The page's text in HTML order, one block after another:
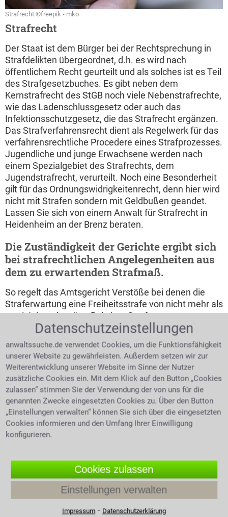
Strafrecht ©freepik - mko
Strafrecht
Der Staat ist dem Bürger bei der Rechtsprechung in
Strafdelikten übergeordnet, d.h. es wird nach
öffentlichem Recht geurteilt und als solches ist es Teil
des Strafgesetzbuches. Es gibt neben dem
Kernstrafrecht des StGB noch viele Nebenstrafrechte,
wie das Ladenschlussgesetz oder auch das
Infektionsschutzgesetz, die das Strafrecht ergänzen.
Das Strafverfahrensrecht dient als Regelwerk für das
verfahrensrechtliche Procedere eines Strafprozesses.
Jugendliche und junge Erwachsene werden nach
einem Spezialgebiet des Strafrechts, dem
Jugendstrafrecht, verurteilt. Noch eine Besonderheit
gilt für das Ordnungswidrigkeitenrecht, denn hier wird
nicht mit Strafen sondern mit Geldbußen geandet.
Lassen Sie sich von einem Anwalt für Strafrecht in
Heidenheim an der Brenz beraten.
Die Zuständigkeit der Gerichte ergibt sich
bei strafrechtlichen Angelegenheiten aus
dem zu erwartenden Strafmaß.
So regelt das Amtsgericht Verstöße bei denen die
Straferwartung eine Freiheitsstrafe von nicht mehr als
zwei Jahren beträgt. Bei einer Straferwartung von
zwei bis vier Jahren liegt die Zuständigkeit beim
Schöffengericht. Übersteigt das erwartete Strafmaß
vier Jahre so ist schließlich das Landgericht
zuständig. Staatsschutzsachen werden immer vom
Landgericht geregelt. Das Oberlandesgericht ist für
Staatsschutzdelikte wie Terrorismus oder auch
Volksverhetzung und dergleichen zuständig.
Das BtMG – ein Bundesgesetz
Beim Betäubungsmittelgesetz ist der Umgang mit
oder Handel mit Betäubungsmitteln sowie auch deren
Besitz nennt man Umgang. Unter Anlage I des BtMG
sind, wegen ihres hohen Suchtfaktors, nicht
verkehrsfähige Betäubungsmittel gelistet. Der Handel
oder die Abgabe dieser Stoffe sind verboten bzw. nur
Datenschutzeinstellungen
anwaltssuche.de verwendet Cookies, um die Funktionsfähigkeit
unserer Website zu gewährleisten. Außerdem setzen wir zur
Weiterentwicklung unserer Website im Sinne der Nutzer
zusätzliche Cookies ein. Mit dem Klick auf den Button „Cookies
zulassen“ stimmen Sie der Verwendung der von uns für die
genannten Zwecke eingesetzten Cookies zu. Über den Button
„Einstellungen verwalten“ können Sie sich über die eingesetzten
Cookies informieren und den Umfang Ihrer Einwilligung
konfigurieren.
Cookies zulassen
Einstellungen verwalten
Impressum⁃ Datenschutzerklärung